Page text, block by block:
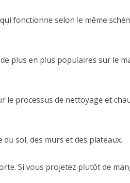
fonctionne selon le même
plus en plus populaires sur le
processus de nettoyage et
sol, des murs et des plateaux.
Si vous projetez plutôt de